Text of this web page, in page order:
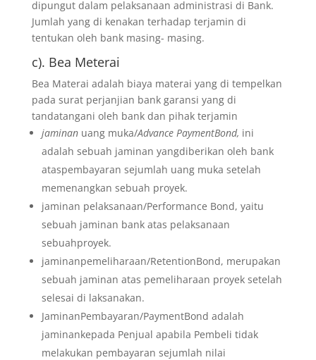
dipungut dalam pelaksanaan administrasi di Bank.
Jumlah yang di kenakan terhadap terjamin di
tentukan oleh bank masing- masing.
c). Bea Meterai
Bea Materai adalah biaya materai yang di tempelkan
pada surat perjanjian bank garansi yang di
tandatangani oleh bank dan pihak terjamin
jaminan uang muka/Advance PaymentBond, ini
adalah sebuah jaminan yangdiberikan oleh bank
ataspembayaran sejumlah uang muka setelah
memenangkan sebuah proyek.
jaminan pelaksanaan/Performance Bond, yaitu
sebuah jaminan bank atas pelaksanaan
sebuahproyek.
jaminanpemeliharaan/RetentionBond, merupakan
sebuah jaminan atas pemeliharaan proyek setelah
selesai di laksanakan.
JaminanPembayaran/PaymentBond adalah
jaminankepada Penjual apabila Pembeli tidak
melakukan pembayaran sejumlah nilai